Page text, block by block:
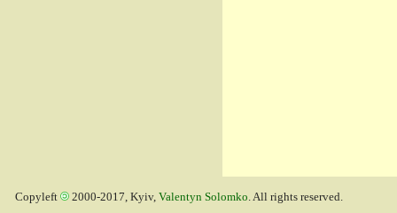
Copyleft 2000-2017, Kyiv, Valentyn Solomko. All rights reserved.